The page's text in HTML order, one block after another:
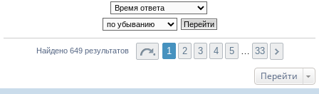
Найдено 649 результатов 1 2 3 4 5 … 33
Перейти